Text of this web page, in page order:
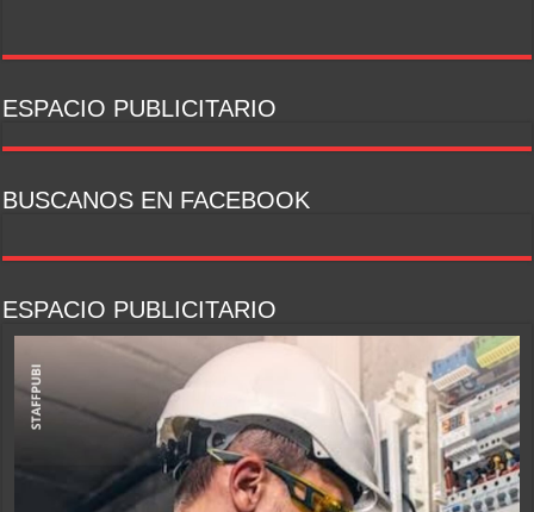
ESPACIO PUBLICITARIO
BUSCANOS EN FACEBOOK
ESPACIO PUBLICITARIO